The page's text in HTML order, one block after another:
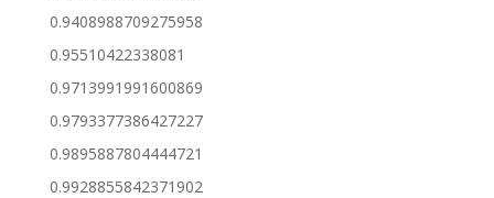
0.9408988709275958
0.95510422338081
0.9713991991600869
0.9793377386427227
0.9895887804444721
0.9928855842371902